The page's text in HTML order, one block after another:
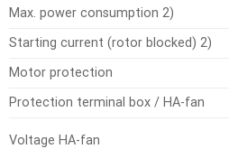
Max. power consumption 2)
Starting current (rotor blocked) 2)
Motor protection
Protection terminal box / HA-fan
Voltage HA-fan